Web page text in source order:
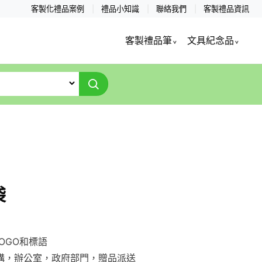
客製化禮品案例 禮品小知識 聯絡我們 客製禮品資訊
客製禮品筆 文具紀念品
和標語
辦公室，政府部門，贈品派送